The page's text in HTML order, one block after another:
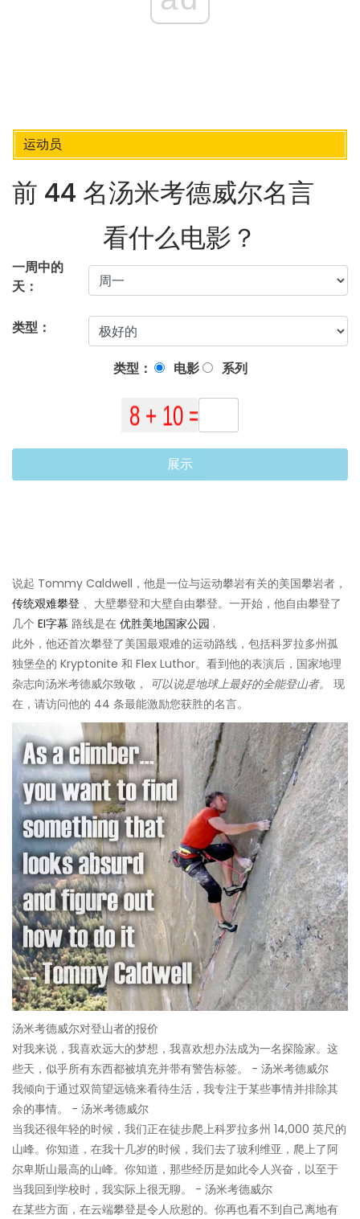
运动员
前 44 名汤米考德威尔名言
看什么电影？
一周中的
天：
类型：
类型： 电影 系列
展示
说起 Tommy Caldwell，他是一位与运动攀岩有关的美国攀岩者，
传统艰难攀登 、大壁攀登和大壁自由攀登。一开始，他自由攀登了
几个 EI字幕 路线是在 优胜美地国家公园 .
此外，他还首次攀登了美国最艰难的运动路线，包括科罗拉多州孤
独堡垒的 Kryptonite 和 Flex Luthor。看到他的表演后，国家地理
杂志向汤米考德威尔致敬，
可以说是地球上最好的全能登山者。
现
在，请访问他的 44 条最能激励您获胜的名言。
汤米考德威尔对登山者的报价
对我来说，我喜欢远大的梦想，我喜欢想办法成为一名探险家。这
些天，似乎所有东西都被填充并带有警告标签。 - 汤米考德威尔
我倾向于通过双筒望远镜来看待生活，我专注于某些事情并排除其
余的事情。 - 汤米考德威尔
当我还很年轻的时候，我们正在徒步爬上科罗拉多州 14,000 英尺的
山峰。你知道，在我十几岁的时候，我们去了玻利维亚，爬上了阿
尔卑斯山最高的山峰。你知道，那些经历是如此令人兴奋，以至于
当我回到学校时，我实际上很无聊。 - 汤米考德威尔
在某些方面，在云端攀登是令人欣慰的。你再也看不到自己离地有